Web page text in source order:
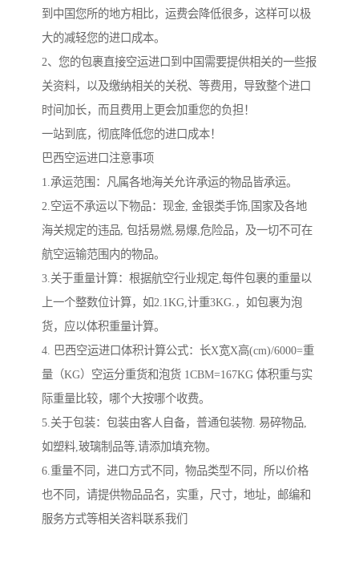
到中国您所的地方相比，运费会降低很多，这样可以极
大的减轻您的进口成本。
2、您的包裹直接空运进口到中国需要提供相关的一些报
关资料，以及缴纳相关的关税、等费用，导致整个进口
时间加长，而且费用上更会加重您的负担！
一站到底，彻底降低您的进口成本！
巴西空运进口注意事项
1.承运范围：凡属各地海关允许承运的物品皆承运。
2.空运不承运以下物品：现金, 金银类手饰,国家及各地
海关规定的违品, 包括易燃,易爆,危险品，及一切不可在
航空运输范围内的物品。
3.关于重量计算：根据航空行业规定,每件包裹的重量以
上一个整数位计算，如2.1KG,计重3KG.，如包裹为泡
货，应以体积重量计算。
4. 巴西空运进口体积计算公式：长X宽X高(cm)/6000=重
量（KG）空运分重货和泡货 1CBM=167KG 体积重与实
际重量比较，哪个大按哪个收费。
5.关于包装：包装由客人自备，普通包装物. 易碎物品,
如塑料,玻璃制品等,请添加填充物。
6.重量不同，进口方式不同，物品类型不同，所以价格
也不同，请提供物品品名，实重，尺寸，地址，邮编和
服务方式等相关咨料联系我们